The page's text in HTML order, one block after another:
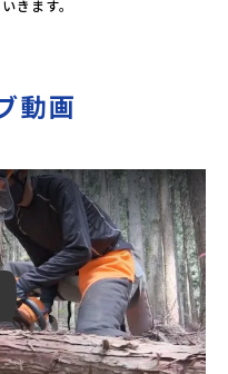
きます。
動画